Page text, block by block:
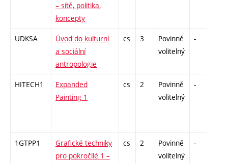
– sítě, politika,
koncepty
UDKSA
Úvod do kulturní
a sociální
antropologie
cs 3
Povinně
volitelný
-
HITECH1
Expanded
Painting 1
cs 2
Povinně
volitelný
-
1GTPP1
Grafické techniky
pro pokročilé 1 –
cs 2
Povinně
volitelný
-